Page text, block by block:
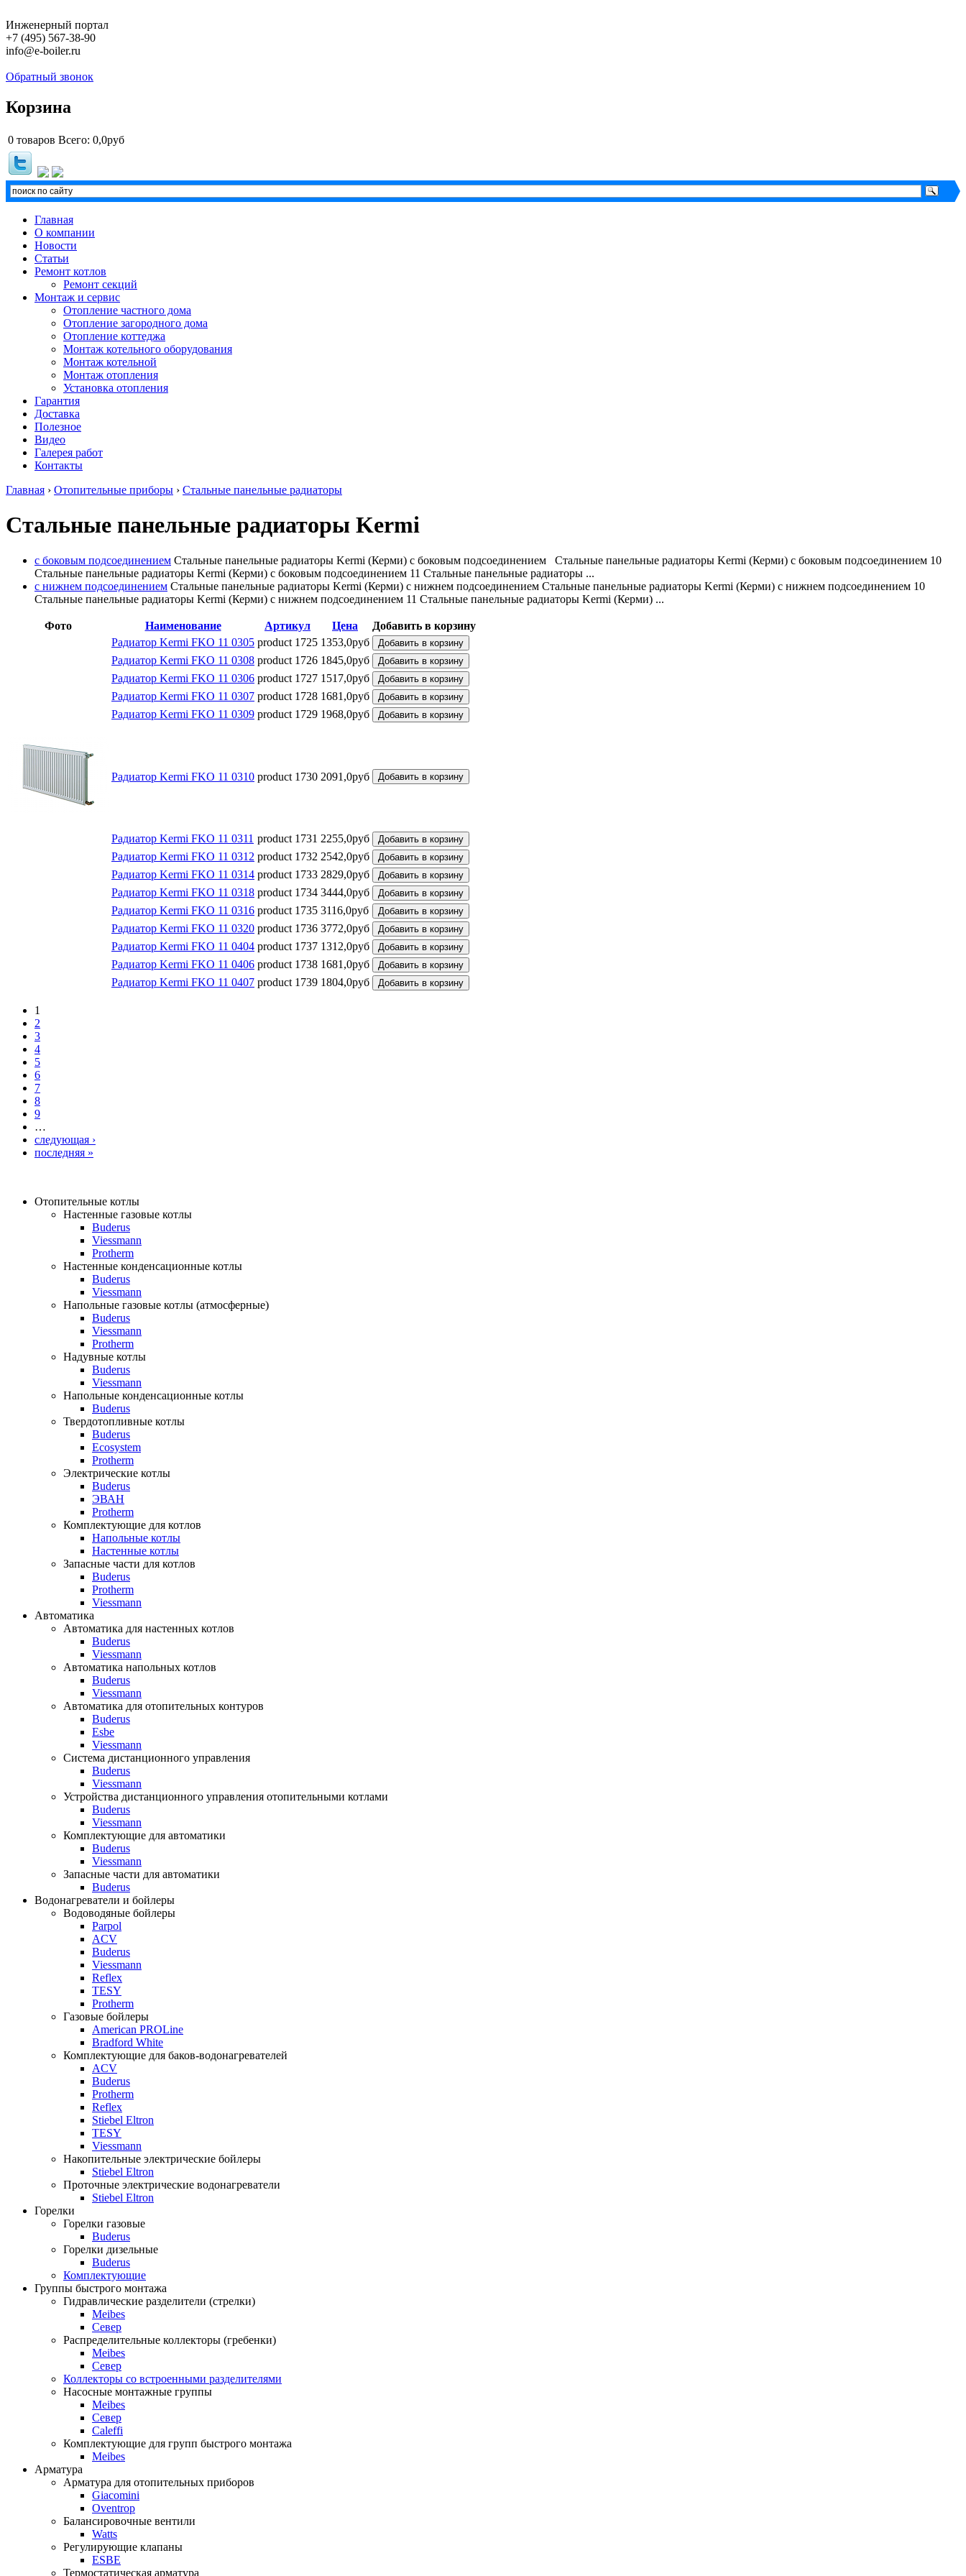
Инженерный портал
+7 (495) 567-38-90
info@e-boiler.ru
Обратный звонок
Корзина
0 товаров Всего: 0,0руб
Главная
О компании
Новости
Статьи
Ремонт котлов
Ремонт секций
Монтаж и сервис
Отопление частного дома
Отопление загородного дома
Отопление коттеджа
Монтаж котельного оборудования
Монтаж котельной
Монтаж отопления
Установка отопления
Гарантия
Доставка
Полезное
Видео
Галерея работ
Контакты
Главная › Отопительные приборы › Стальные панельные радиаторы
Стальные панельные радиаторы Kermi
с боковым подсоединением Стальные панельные радиаторы Kermi (Керми) с боковым подсоединением Стальные панельные радиаторы Kermi (Керми) с боковым подсоединением 10
Стальные панельные радиаторы Kermi (Керми) с боковым подсоединением 11 Стальные панельные радиаторы ...
с нижнем подсоединением Стальные панельные радиаторы Kermi (Керми) с нижнем подсоединением Стальные панельные радиаторы Kermi (Керми) с нижнем подсоединением 10
Стальные панельные радиаторы Kermi (Керми) с нижнем подсоединением 11 Стальные панельные радиаторы Kermi (Керми) ...
Фото Наименование Артикул Цена
Добавить в корзину
Радиатор Kermi FKO 11 0305 product 1725 1353,0руб
Радиатор Kermi FKO 11 0308 product 1726 1845,0руб
Радиатор Kermi FKO 11 0306 product 1727 1517,0руб
Радиатор Kermi FKO 11 0307 product 1728 1681,0руб
Радиатор Kermi FKO 11 0309 product 1729 1968,0руб
Радиатор Kermi FKO 11 0310 product 1730 2091,0руб
Радиатор Kermi FKO 11 0311 product 1731 2255,0руб
Радиатор Kermi FKO 11 0312 product 1732 2542,0руб
Радиатор Kermi FKO 11 0314 product 1733 2829,0руб
Радиатор Kermi FKO 11 0318 product 1734 3444,0руб
Радиатор Kermi FKO 11 0316 product 1735 3116,0руб
Радиатор Kermi FKO 11 0320 product 1736 3772,0руб
Радиатор Kermi FKO 11 0404 product 1737 1312,0руб
Радиатор Kermi FKO 11 0406 product 1738 1681,0руб
Радиатор Kermi FKO 11 0407 product 1739 1804,0руб
1
2
3
4
5
6
7
8
9
…
следующая ›
последняя »
Отопительные котлы
Настенные газовые котлы
Buderus
Viessmann
Protherm
Настенные конденсационные котлы
Buderus
Viessmann
Напольные газовые котлы (атмосферные)
Buderus
Viessmann
Protherm
Надувные котлы
Buderus
Viessmann
Напольные конденсационные котлы
Buderus
Твердотопливные котлы
Buderus
Ecosystem
Protherm
Электрические котлы
Buderus
ЭВАН
Protherm
Комплектующие для котлов
Напольные котлы
Настенные котлы
Запасные части для котлов
Buderus
Protherm
Viessmann
Автоматика
Автоматика для настенных котлов
Buderus
Viessmann
Автоматика напольных котлов
Buderus
Viessmann
Автоматика для отопительных контуров
Buderus
Esbe
Viessmann
Система дистанционного управления
Buderus
Viessmann
Устройства дистанционного управления отопительными котлами
Buderus
Viessmann
Комплектующие для автоматики
Buderus
Viessmann
Запасные части для автоматики
Buderus
Водонагреватели и бойлеры
Водоводяные бойлеры
Parpol
ACV
Buderus
Viessmann
Reflex
TESY
Protherm
Газовые бойлеры
American PROLine
Bradford White
Комплектующие для баков-водонагревателей
ACV
Buderus
Protherm
Reflex
Stiebel Eltron
TESY
Viessmann
Накопительные электрические бойлеры
Stiebel Eltron
Проточные электрические водонагреватели
Stiebel Eltron
Горелки
Горелки газовые
Buderus
Горелки дизельные
Buderus
Комплектующие
Группы быстрого монтажа
Гидравлические разделители (стрелки)
Meibes
Север
Распределительные коллекторы (гребенки)
Meibes
Север
Коллекторы со встроенными разделителями
Насосные монтажные группы
Meibes
Север
Caleffi
Комплектующие для групп быстрого монтажа
Meibes
Арматура
Арматура для отопительных приборов
Giacomini
Oventrop
Балансировочные вентили
Watts
Регулирующие клапаны
ESBE
Термостатическая арматура